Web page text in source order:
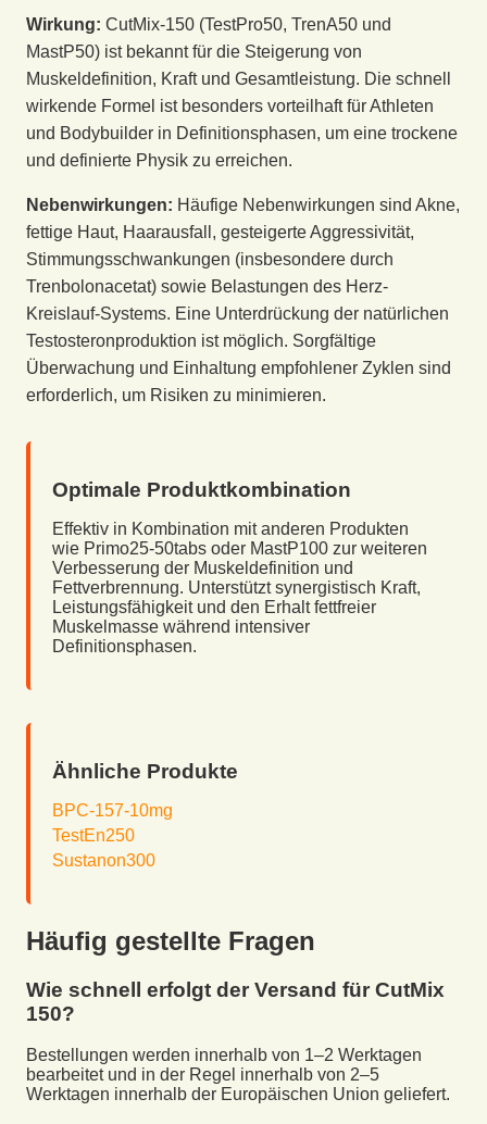
Wirkung: CutMix-150 (TestPro50, TrenA50 und
MastP50) ist bekannt für die Steigerung von
Muskeldefinition, Kraft und Gesamtleistung. Die schnell
wirkende Formel ist besonders vorteilhaft für Athleten
und Bodybuilder in Definitionsphasen, um eine trockene
und definierte Physik zu erreichen.
Nebenwirkungen: Häufige Nebenwirkungen sind Akne,
fettige Haut, Haarausfall, gesteigerte Aggressivität,
Stimmungsschwankungen (insbesondere durch
Trenbolonacetat) sowie Belastungen des Herz-
Kreislauf-Systems. Eine Unterdrückung der natürlichen
Testosteronproduktion ist möglich. Sorgfältige
Überwachung und Einhaltung empfohlener Zyklen sind
erforderlich, um Risiken zu minimieren.
Optimale Produktkombination
Effektiv in Kombination mit anderen Produkten
wie Primo25-50tabs oder MastP100 zur weiteren
Verbesserung der Muskeldefinition und
Fettverbrennung. Unterstützt synergistisch Kraft,
Leistungsfähigkeit und den Erhalt fettfreier
Muskelmasse während intensiver
Definitionsphasen.
Ähnliche Produkte
BPC-157-10mg
TestEn250
Sustanon300
Häufig gestellte Fragen
Wie schnell erfolgt der Versand für CutMix
150?
Bestellungen werden innerhalb von 1–2 Werktagen
bearbeitet und in der Regel innerhalb von 2–5
Werktagen innerhalb der Europäischen Union geliefert.